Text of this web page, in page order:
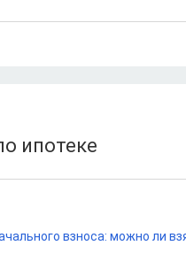
ипотеке
взноса: можно ли